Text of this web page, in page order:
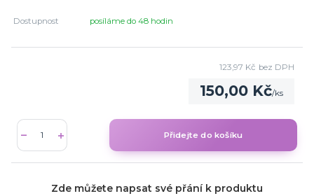
Dostupnost posíláme do 48 hodin
150,00 Kč/ks
123,97 Kč bez DPH
Přidejte do košíku
Zde můžete napsat své přání k produktu